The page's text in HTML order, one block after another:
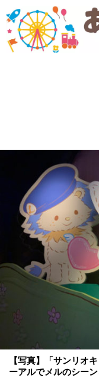
【写真】「サンリオ
ーアルでメルのシーン